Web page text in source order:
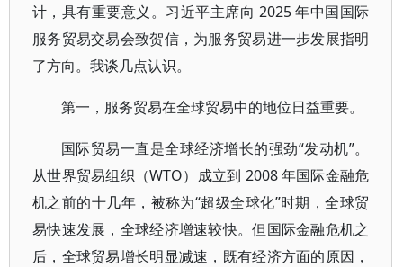
计，具有重要意义。习近平主席向 2025 年中国国际
服务贸易交易会致贺信，为服务贸易进一步发展指明
了方向。我谈几点认识。
第一，服务贸易在全球贸易中的地位日益重要。
国际贸易一直是全球经济增长的强劲“发动机”。
从世界贸易组织（WTO）成立到 2008 年国际金融危
机之前的十几年，被称为“超级全球化”时期，全球贸
易快速发展，全球经济增速较快。但国际金融危机之
后，全球贸易增长明显减速，既有经济方面的原因，